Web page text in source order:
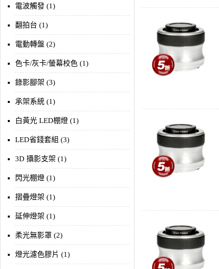
電波觸發 (1)
翻拍台 (1)
電動轉盤 (2)
色卡/灰卡/螢幕校色 (1)
錄影腳架 (3)
承架系統 (1)
白黃光 LED棚燈 (1)
LED省錢套組 (3)
3D 攝影支架 (1)
閃光棚燈 (1)
摺疊燈架 (1)
延伸燈架 (1)
柔光無影罩 (2)
燈光濾色膠片 (1)